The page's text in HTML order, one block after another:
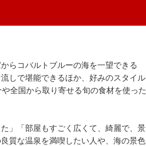
らコバルトブルーの海を一望できる
しで堪能できるほか、好みのスタイル
全国から取り寄せる旬の食材を使った
」「部屋もすごく広くて、綺麗で、景
質な温泉を満喫したい人や、海の景色